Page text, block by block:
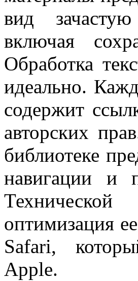
вид зачастую
включая
Обработка
идеально.
содержит
авторских
библиотеке
навигации и
оптимизация
Safari,
Apple.